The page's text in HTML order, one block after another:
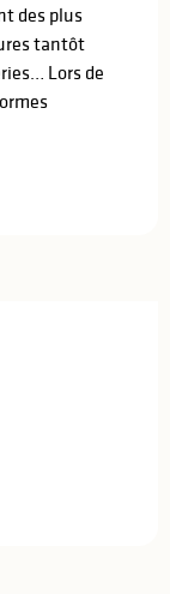
des plus
tantôt
Lors de